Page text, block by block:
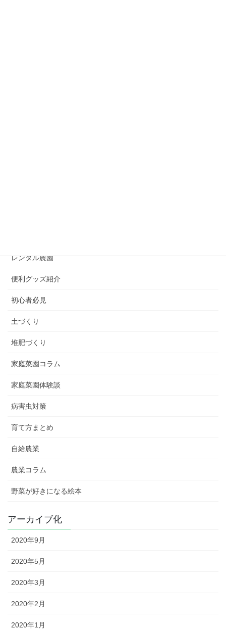
レンタル農園
便利グッズ紹介
初心者必見
土づくり
堆肥づくり
家庭菜園コラム
家庭菜園体験談
病害虫対策
育て方まとめ
自給農業
農業コラム
野菜が好きになる絵本
アーカイブ化
2020年9月
2020年5月
2020年3月
2020年2月
2020年1月